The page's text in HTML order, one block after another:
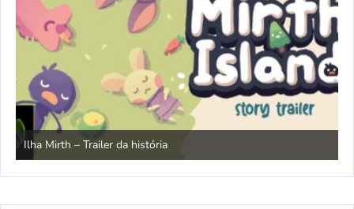
Ilha Mirth – Trailer da história